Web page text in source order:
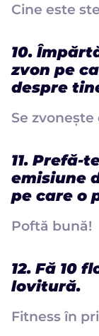
Cine este
10.
zvon pe
despre
Se zvonește
11. Prefă-
emisiune
pe care o
Poftă bună!
12. Fă 10
lovitură.
Fitness în